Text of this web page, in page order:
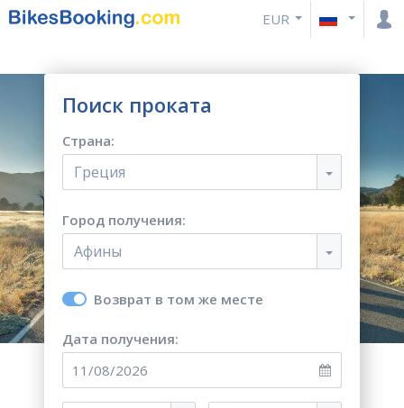
EUR
Поиск проката
Страна:
Греция
Город получения:
Афины
Возврат в том же месте
Дата получения: